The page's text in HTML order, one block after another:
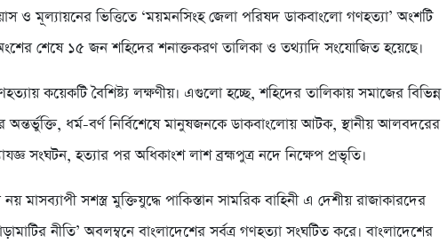
ও মূল্যায়নের ভিত্তিতে ‘ময়মনসিংহ জেলা পরিষদ ডাকবাংলো গণহত্যা’ অংশটি
শেষে ১৫ জন শহিদের শনাক্তকরণ তালিকা ও তথ্যাদি সংযোজিত হয়েছে।
কয়েকটি বৈশিষ্ট্য লক্ষণীয়। এগুলো হচ্ছে, শহিদের তালিকায় সমাজের বিভিন্ন
অন্তর্ভুক্তি, ধর্ম-বর্ণ নির্বিশেষে মানুষজনকে ডাকবাংলোয় আটক, স্থানীয় আলবদরের
সংঘটন, হত্যার পর অধিকাংশ লাশ ব্রহ্মপুত্র নদে নিক্ষেপ প্রভৃতি।
মাসব্যাপী সশস্ত্র মুক্তিযুদ্ধে পাকিস্তান সামরিক বাহিনী এ দেশীয় রাজাকারদের
নীতি’ অবলম্বনে বাংলাদেশের সর্বত্র গণহত্যা সংঘটিত করে। বাংলাদেশের